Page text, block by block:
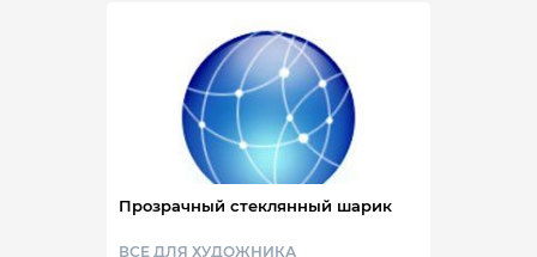
Прозрачный стеклянный шарик
ВСЕ ДЛЯ ХУДОЖНИКА